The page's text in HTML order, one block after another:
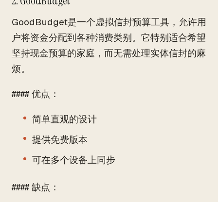
GoodBudget是一个虚拟信封预算工具，允许用
户将资金分配到各种消费类别。它特别适合希望
坚持现金预算的家庭，而无需处理实体信封的麻
烦。
#### 优点：
简单直观的设计
提供免费版本
可在多个设备上同步
#### 缺点：